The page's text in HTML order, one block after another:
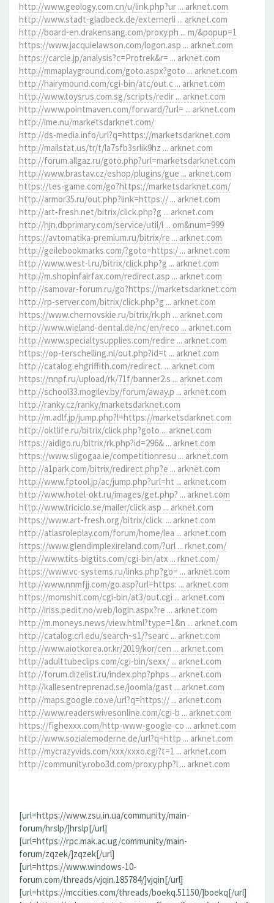
http://www.geology.com.cn/u/link.php?ur ... arknet.com
http://www.stadt-gladbeck.de/externerli ... arknet.com
http://board-en.drakensang.com/proxy.ph ... m/&popup=1
https://www.jacquielawson.com/logon.asp ... arknet.com
https://carcle.jp/analysis?c=Protrek&r= ... arknet.com
http://mmaplayground.com/goto.aspx?goto ... arknet.com
http://hairymound.com/cgi-bin/atc/out.c ... arknet.com
http://www.toysrus.com.sg/scripts/redir ... arknet.com
http://www.pointmaven.com/forward/?url= ... arknet.com
http://ime.nu/marketsdarknet.com/
http://ds-media.info/url?q=https://marketsdarknet.com
http://mailstat.us/tr/t/la7sfb3srlik9hz ... arknet.com
http://forum.allgaz.ru/goto.php?url=marketsdarknet.com
http://www.brastav.cz/eshop/plugins/gue ... arknet.com
https://tes-game.com/go?https://marketsdarknet.com/
http://armor35.ru/out.php?link=https:// ... arknet.com
http://art-fresh.net/bitrix/click.php?g ... arknet.com
http://hjn.dbprimary.com/service/util/l ... om&num=999
https://avtomatika-premium.ru/bitrix/re ... arknet.com
http://geilebookmarks.com/?goto=https:/ ... arknet.com
http://www.west-l.ru/bitrix/click.php?g ... arknet.com
http://m.shopinfairfax.com/redirect.asp ... arknet.com
http://samovar-forum.ru/go?https://marketsdarknet.com
http://rp-server.com/bitrix/click.php?g ... arknet.com
https://www.chernovskie.ru/bitrix/rk.ph ... arknet.com
http://www.wieland-dental.de/nc/en/reco ... arknet.com
http://www.specialtysupplies.com/redire ... arknet.com
https://op-terschelling.nl/out.php?id=t ... arknet.com
http://catalog.ehgriffith.com/redirect. ... arknet.com
https://nnpf.ru/upload/rk/71f/banner2.s ... arknet.com
http://school33.mogilev.by/forum/away.p ... arknet.com
http://ranky.cz/ranky/marketsdarknet.com
http://m.adlf.jp/jump.php?l=https://marketsdarknet.com
http://oktlife.ru/bitrix/click.php?goto ... arknet.com
https://aidigo.ru/bitrix/rk.php?id=296& ... arknet.com
https://www.sligogaa.ie/competitionresu ... arknet.com
http://a1park.com/bitrix/redirect.php?e ... arknet.com
http://www.fptool.jp/ac/jump.php?url=ht ... arknet.com
http://www.hotel-okt.ru/images/get.php? ... arknet.com
http://www.triciclo.se/mailer/click.asp ... arknet.com
https://www.art-fresh.org/bitrix/click. ... arknet.com
http://atlasroleplay.com/forum/home/lea ... arknet.com
https://www.glendimplexireland.com/?url ... rknet.com/
http://www.tits-bigtits.com/cgi-bin/atx ... rknet.com/
https://www.vc-systems.ru/links.php?go= ... arknet.com
http://www.nnmfjj.com/go.asp?url=https: ... arknet.com
https://momshit.com/cgi-bin/at3/out.cgi ... arknet.com
http://iriss.pedit.no/web/login.aspx?re ... arknet.com
http://m.moneys.news/view.html?type=1&n ... arknet.com
http://catalog.crl.edu/search~s1/?searc ... arknet.com
http://www.aiotkorea.or.kr/2019/kor/cen ... arknet.com
http://adulttubeclips.com/cgi-bin/sexx/ ... arknet.com
http://forum.dizelist.ru/index.php?phps ... arknet.com
http://kallesentreprenad.se/joomla/gast ... arknet.com
http://maps.google.co.ve/url?q=https:// ... arknet.com
http://www.readerswivesonline.com/cgi-b ... arknet.com
https://fighexxx.com/http-www-google-co ... arknet.com
http://www.sozialemoderne.de/url?q=http ... arknet.com
http://mycrazyvids.com/xxx/xxxo.cgi?t=1 ... arknet.com
http://community.robo3d.com/proxy.php?l ... arknet.com
[url=https://www.zsu.in.ua/community/main-
forum/hrslp/]hrslp[/url]
[url=https://rpc.mak.ac.ug/community/main-
forum/zqzek/]zqzek[/url]
[url=https://www.windows-10-
forum.com/threads/vjqin.185784/]vjqin[/url]
[url=https://mccities.com/threads/boekq.51150/]boekq[/url]